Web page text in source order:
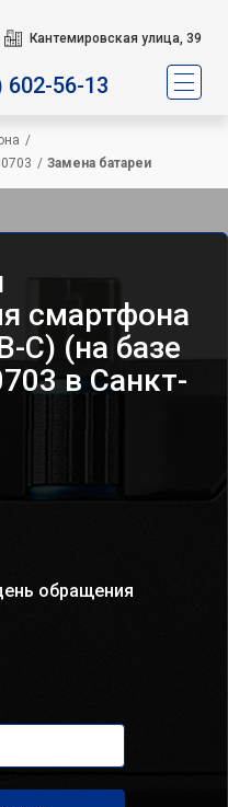
Кантемировская улица, 39
602-56-13
/
/ Замена батареи
смартфона
C) (на базе
в Санкт-
обращения